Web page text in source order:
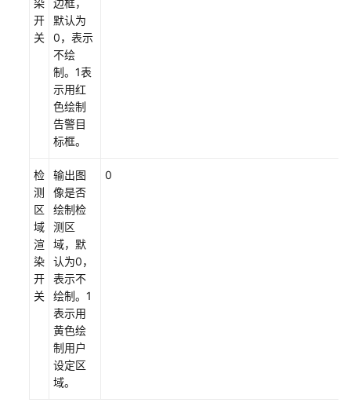
染
开
关
边框，
默认为
0，表示
不绘
制。1表
示用红
色绘制
告警目
标框。
检
测
区
域
渲
染
开
关
输出图
像是否
绘制检
测区
域，默
认为0，
表示不
绘制。1
表示用
黄色绘
制用户
设定区
域。
0